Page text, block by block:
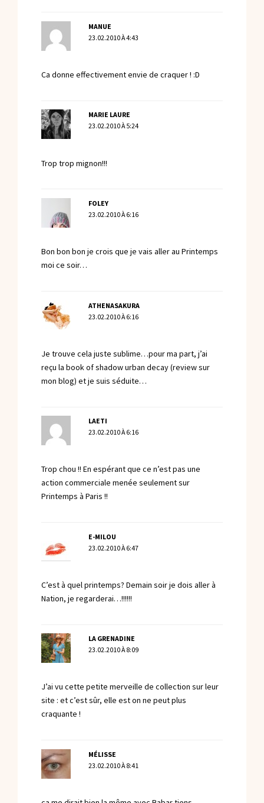
MANUE
23.02.2010 À 4:43
Ca donne effectivement envie de craquer ! :D
MARIE LAURE
23.02.2010 À 5:24
Trop trop mignon!!!
FOLEY
23.02.2010 À 6:16
Bon bon bon je crois que je vais aller au Printemps
moi ce soir…
ATHENASAKURA
23.02.2010 À 6:16
Je trouve cela juste sublime…pour ma part, j’ai
reçu la book of shadow urban decay (review sur
mon blog) et je suis séduite…
LAETI
23.02.2010 À 6:16
Trop chou !! En espérant que ce n’est pas une
action commerciale menée seulement sur
Printemps à Paris !!
E-MILOU
23.02.2010 À 6:47
C’est à quel printemps? Demain soir je dois aller à
Nation, je regarderai…!!!!!!
LA GRENADINE
23.02.2010 À 8:09
J’ai vu cette petite merveille de collection sur leur
site : et c’est sûr, elle est on ne peut plus
craquante !
MÉLISSE
23.02.2010 À 8:41